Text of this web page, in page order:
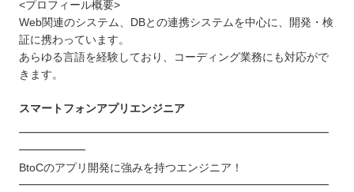
<プロフィール概要>
Web関連のシステム、DBとの連携システムを中心に、開発・検
証に携わっています。
あらゆる言語を経験しており、コーディング業務にも対応がで
きます。
スマートフォンアプリエンジニア
━━━━━━━━━━━━━━━━━━━━━━━━━━━━
━━━━━━
BtoCのアプリ開発に強みを持つエンジニア！
━━━━━━━━━━━━━━━━━━━━━━━━━━━━